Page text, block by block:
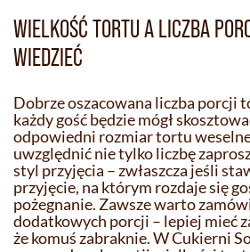
WIELKOŚĆ TORTU A LICZBA
WIEDZIEĆ
Dobrze oszacowana liczba porcji
każdy gość będzie mógł
odpowiedni rozmiar tortu
uwzględnić nie tylko liczbę
styl przyjęcia – zwłaszcza jeśli
przyjęcie, na którym rozdaje się
pożegnanie. Zawsze warto
dodatkowych porcji – lepiej mieć
że komuś zabraknie. W Cukierni